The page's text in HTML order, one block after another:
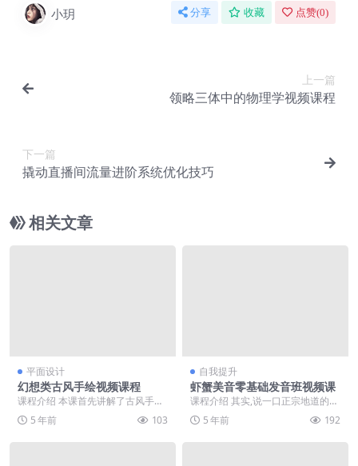
小玥 分享 收藏 点赞(0)
上一篇
领略三体中的物理学视频课程
下一篇
撬动直播间流量进阶系统优化技巧
相关文章
平面设计
幻想类古风手绘视频课程
课程介绍 本课首先讲解了古风手绘
的工具使用，并从古代名家画作中
总结出经典配色、造...
5 年前 103
自我提升
虾蟹美音零基础发音班视频课
课程介绍 其实,说一口正宗地道的英
语,没有想象中那么难。你不需要死
记硬背，也不需...
5 年前 192